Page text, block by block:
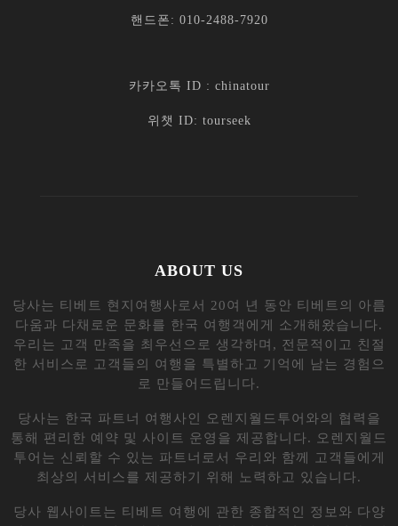
핸드폰: 010-2488-7920
카카오톡 ID : chinatour
위챗 ID: tourseek
ABOUT US
당사는 티베트 현지여행사로서 20여 년 동안 티베트의 아름
다움과 다채로운 문화를 한국 여행객에게 소개해왔습니다.
우리는 고객 만족을 최우선으로 생각하며, 전문적이고 친절
한 서비스로 고객들의 여행을 특별하고 기억에 남는 경험으
로 만들어드립니다.
당사는 한국 파트너 여행사인 오렌지월드투어와의 협력을
통해 편리한 예약 및 사이트 운영을 제공합니다. 오렌지월드
투어는 신뢰할 수 있는 파트너로서 우리와 함께 고객들에게
최상의 서비스를 제공하기 위해 노력하고 있습니다.
당사 웹사이트는 티베트 여행에 관한 종합적인 정보와 다양